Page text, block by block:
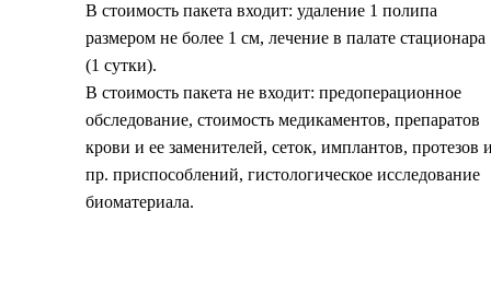
В стоимость пакета входит: удаление 1 полипа
размером не более 1 см, лечение в палате стационара
(1 сутки).
В стоимость пакета не входит: предоперационное
обследование, стоимость медикаментов, препаратов
крови и ее заменителей, сеток, имплантов, протезов
пр. приспособлений, гистологическое исследование
биоматериала.